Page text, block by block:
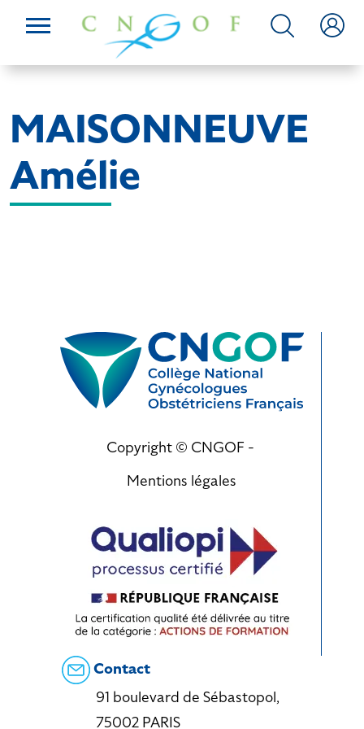
MAISONNEUVE
Amélie
Copyright © CNGOF -
Mentions légales
Contact
91 boulevard de Sébastopol,
75002 PARIS